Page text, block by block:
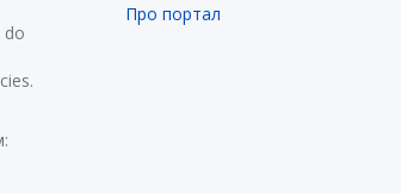
do
Про портал